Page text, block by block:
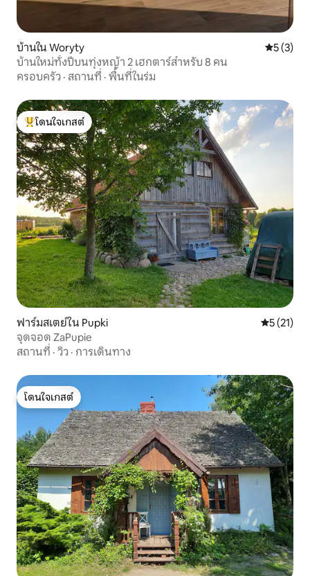
บ้านใน Woryty คะแนนเฉ
5 (3)
บ้านใหม่ทั้งปีบนทุ่งหญ้า 2 เฮกตาร์สำหรับ 8 คน
ครอบครัว · สถานที่ · พื้นที่ในร่ม
โดนใจเกสต์ที่สุด
โดนใจเกสต์
ฟาร์มสเตย์ใน Pupki คะแนนเฉลี่
5 (21)
จุดจอด ZaPupie
สถานที่ · วิว · การเดินทาง
โดนใจเกสต์
โดนใจเกสต์